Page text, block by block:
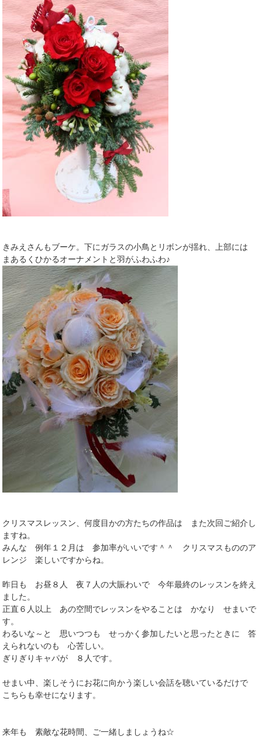
きみえさんもブーケ。下にガラスの小鳥とリボンが揺れ、上部には
まあるくひかるオーナメントと羽がふわふわ♪
クリスマスレッスン、何度目かの方たちの作品は また次回ご紹介し
ますね。
みんな 例年１２月は 参加率がいいです＾＾ クリスマスもののア
レンジ 楽しいですからね。
昨日も お昼８人 夜７人の大賑わいで 今年最終のレッスンを終え
ました。
正直６人以上 あの空間でレッスンをやることは かなり せまいで
す。
わるいな～と 思いつつも せっかく参加したいと思ったときに 答
えられないのも 心苦しい。
ぎりぎりキャパが ８人です。
せまい中、楽しそうにお花に向かう楽しい会話を聴いているだけで
こちらも幸せになります。
来年も 素敵な花時間、ご一緒しましょうね☆